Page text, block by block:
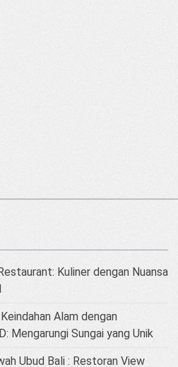
Kuliner dengan Nuansa
Alam dengan
Mengarungi Sungai yang Unik
Ubud Bali : Restoran View